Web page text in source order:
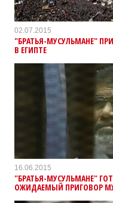
02.07.2015
"БРАТЬЯ-МУСУЛЬМАНЕ"
В ЕГИПТЕ
16.06.2015
"БРАТЬЯ-МУСУЛЬМАНЕ"
ОЖИДАЕМЫЙ ПРИГОВОР